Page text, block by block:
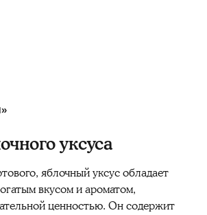
уксуса
яблочный уксус обладает
вкусом и ароматом,
ценностью. Он содержит